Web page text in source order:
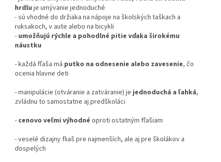
hrdlu je umývanie jednoduché
- sú vhodné do držiaka na nápoje na školských taškach a
ruksakoch, v aute alebo na bicykli
- umožňujú rýchle a pohodlné pitie vďaka širokému
náustku
- každá fľaša má putko na odnesenie alebo zavesenie, čo
ocenia hlavne deti
- manipulácie (otváranie a zatváranie) je jednoduchá a ľahká,
zvládnu to samostatne aj predškoláci
- cenovo veľmi výhodné oproti ostatným fľašiam
- veselé dizajny fliaš pre najmenších, ale aj pre školákov a
dospelých